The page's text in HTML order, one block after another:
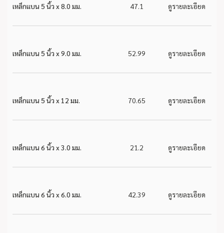
เหล็กแบน 5 นิ้ว x 8.0 มม. 47.1 ดูรายละเอียด
เหล็กแบน 5 นิ้ว x 9.0 มม. 52.99 ดูรายละเอียด
เหล็กแบน 5 นิ้ว x 12 มม. 70.65 ดูรายละเอียด
เหล็กแบน 6 นิ้ว x 3.0 มม. 21.2 ดูรายละเอียด
เหล็กแบน 6 นิ้ว x 6.0 มม. 42.39 ดูรายละเอียด